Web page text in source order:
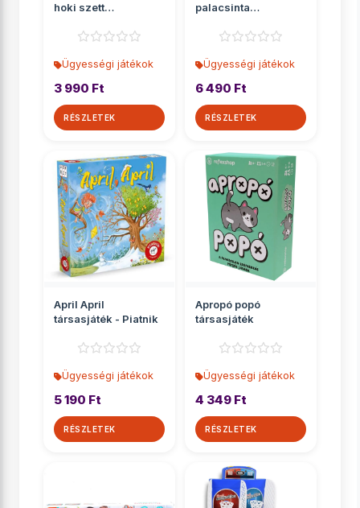
hoki szett
Ügyességi játékok
3 990 Ft
RÉSZLETEK
palacsinta
Ügyességi játékok
6 490 Ft
RÉSZLETEK
April April
társasjáték - Piatnik
Ügyességi játékok
5 190 Ft
RÉSZLETEK
Apropó popó
társasjáték
Ügyességi játékok
4 349 Ft
RÉSZLETEK